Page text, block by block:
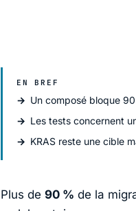
EN BREF
Un composé bloque
Les tests concernent
KRAS reste une cible
Plus de 90 % de la